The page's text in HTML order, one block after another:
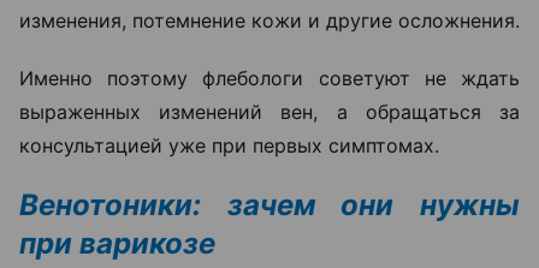
изменения, потемнение кожи и другие осложнения.
Именно поэтому флебологи советуют не ждать
выраженных изменений вен, а обращаться за
консультацией уже при первых симптомах.
Венотоники: зачем они нужны
при варикозе